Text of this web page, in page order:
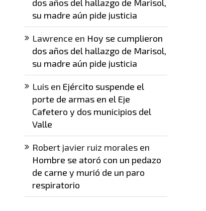
dos años del hallazgo de Marisol,
su madre aún pide justicia
Lawrence en Hoy se cumplieron
dos años del hallazgo de Marisol,
su madre aún pide justicia
Luisen Ejército suspende el
porte de armas en el Eje
Cafetero y dos municipios del
Valle
Robert javier ruiz moralesen
Hombre se atoró con un pedazo
de carne y murió de un paro
respiratorio